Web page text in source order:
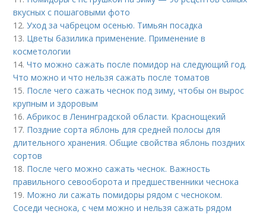
вкусных с пошаговыми фото
12.Уход за чабрецом осенью. Тимьян посадка
13. Цветы базилика применение. Применение в
косметологии
14.Что можно сажать после помидор на следующий год.
Что можно и что нельзя сажать после томатов
15. После чего сажать чеснок под зиму, чтобы он вырос
крупным и здоровым
16.Абрикос в Ленинградской области. Краснощекий
17. Поздние сорта яблонь для средней полосы для
длительного хранения. Общие свойства яблонь поздних
сортов
18. После чего можно сажать чеснок. Важность
правильного севооборота и предшественники чеснока
19. Можно ли сажать помидоры рядом с чесноком.
Соседи чеснока, с чем можно и нельзя сажать рядом